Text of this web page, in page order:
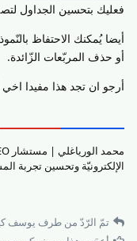
فعليك بتحسين الجداول
أيضا يُمكنك الاحتفاظ
أو حذف المربّعات الزّائدة.
أرجو ان تجد هذا مفيدا اخي
الإلكترونيّة وتحسين تجربة
تمّ الرّدّ من طرف يوسف